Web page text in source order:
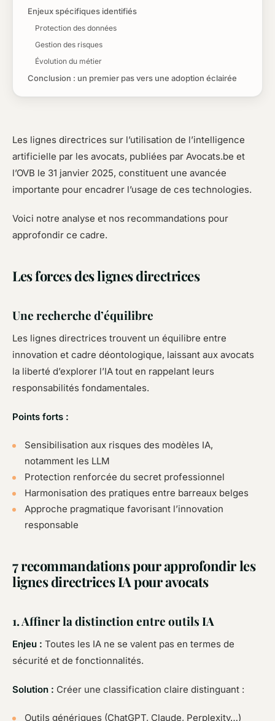
Enjeux spécifiques identifiés
Protection des données
Gestion des risques
Évolution du métier
Conclusion : un premier pas vers une adoption éclairée
Les lignes directrices sur l’utilisation de l’intelligence
artificielle par les avocats, publiées par Avocats.be et
l’OVB le 31 janvier 2025, constituent une avancée
importante pour encadrer l’usage de ces technologies.
Voici notre analyse et nos recommandations pour
approfondir ce cadre.
Les forces des lignes directrices
Une recherche d’équilibre
Les lignes directrices trouvent un équilibre entre
innovation et cadre déontologique, laissant aux avocats
la liberté d’explorer l’IA tout en rappelant leurs
responsabilités fondamentales.
Points forts :
Sensibilisation aux risques des modèles IA,
notamment les LLM
Protection renforcée du secret professionnel
Harmonisation des pratiques entre barreaux belges
Approche pragmatique favorisant l’innovation
responsable
7 recommandations pour approfondir les
lignes directrices IA pour avocats
1. Affiner la distinction entre outils IA
Enjeu : Toutes les IA ne se valent pas en termes de
sécurité et de fonctionnalités.
Solution : Créer une classification claire distinguant :
Outils génériques (ChatGPT, Claude, Perplexity…)